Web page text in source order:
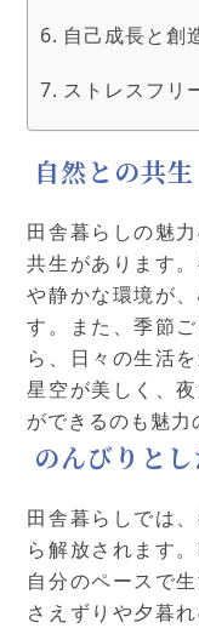
自己成長と創
ストレスフリ
自然との共生
田舎暮らしの魅
共生があります
や静かな環境が
す。また、季節
ら、日々の生活
星空が美しく、
ができるのも魅力
のんびりと
田舎暮らしでは
ら解放されます
自分のペースで
さえずりや夕暮